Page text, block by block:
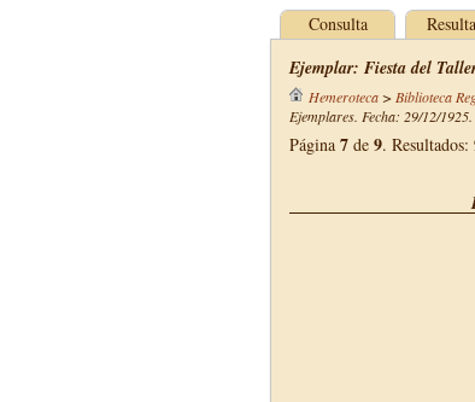
Consulta
Ejemplar: Fiesta del
Hemeroteca> Biblioteca
Ejemplares. Fecha: 29/12/
Página 7 de 9. Resultados: